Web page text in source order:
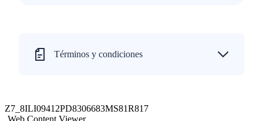
Términos y condiciones
Z7_8ILI09412PD8306683MS81R817
Web Content Viewer